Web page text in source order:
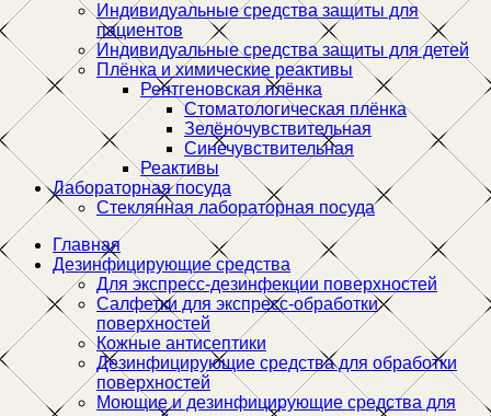
Индивидуальные средства защиты для
пациентов
Индивидуальные средства защиты для детей
Плёнка и химические реактивы
Рентгеновская плёнка
Стоматологическая плёнка
Зелёночувствительная
Синечувствительная
Реактивы
Лабораторная посуда
Стеклянная лабораторная посуда
Главная
Дезинфицирующие средства
Для экспресс-дезинфекции поверхностей
Салфетки для экспресс-обработки
поверхностей
Кожные антисептики
Дезинфицирующие средства для обработки
поверхностей
Моющие и дезинфицирующие средства для